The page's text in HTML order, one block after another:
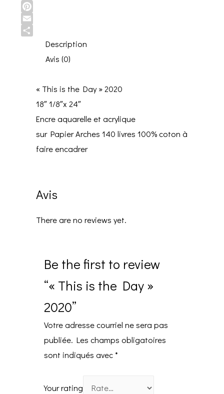
Facebook
Pinterest
Email
Description
Avis (0)
« This is the Day » 2020
18″ 1/8″x 24″
Encre aquarelle et acrylique
sur Papier Arches 140 livres 100% coton à
faire encadrer
Avis
There are no reviews yet.
Be the first to review
“« This is the Day »
2020”
Votre adresse courriel ne sera pas
publiée. Les champs obligatoires
sont indiqués avec*
Your rating